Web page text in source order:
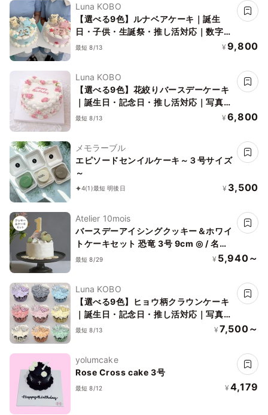
Luna KOBO
【選べる9色】ルナベアケーキ｜誕生
日・子供・生誕祭・推し活対応｜数字変
更OK
最短 8/13 ¥ 9,800
Luna KOBO
【選べる9色】花絞りバースデーケーキ
｜誕生日・記念日・推し活対応｜写真映
え確定
最短 8/13 ¥ 6,800
メモラーブル
エピソードセンイルケーキ～３号サイズ
～
4(1)最短 明後日 ¥ 3,500
Atelier 10mois
バースデーアイシングクッキー＆ホワイ
トケーキセット 恐竜 3号 9cm ◎ / 名入
れ バースデーケーキ スマッシュケーキ
最短 8/29 ¥ 5,940～
Luna KOBO
【選べる9色】ヒョウ柄クラウンケーキ
｜誕生日・記念日・推し活対応｜写真映
え抜群
最短 8/13 ¥ 7,500～
yolumcake
Rose Cross cake 3号
最短 8/12 ¥ 4,179